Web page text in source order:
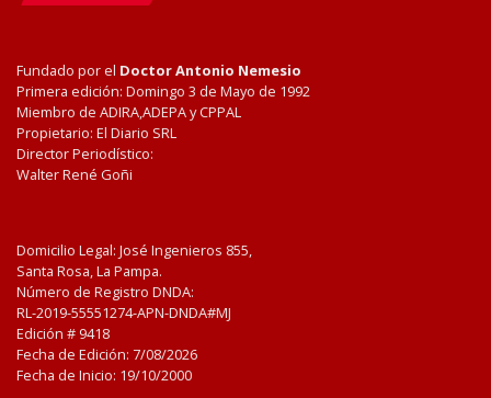
Fundado por el Doctor Antonio Nemesio
Primera edición: Domingo 3 de Mayo de 1992
Miembro de ADIRA,ADEPA y CPPAL
Propietario: El Diario SRL
Director Periodístico:
Walter René Goñi
Domicilio Legal: José Ingenieros 855,
Santa Rosa, La Pampa.
Número de Registro DNDA:
RL-2019-55551274-APN-DNDA#MJ
Edición # 9418
Fecha de Edición: 7/08/2026
Fecha de Inicio: 19/10/2000